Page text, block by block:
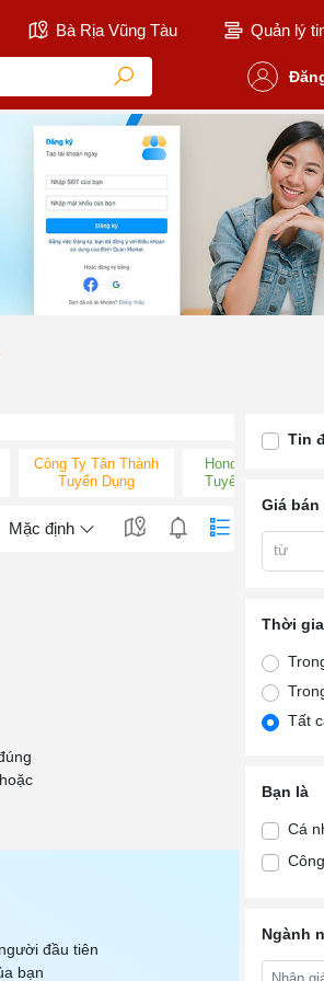
Bà Rịa Vũng Tàu Quản lý
Công Ty Tân Thành
Tuyển Dụng
Honda Tân Thành
Tuyển Dụng 2023
Mặc định
đầu tiên
bạn
Tin
Giá bán
từ
Thời
Tất
Bạn là
Cá
Ngành